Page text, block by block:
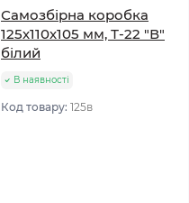
Самозбірна коробка
125х110х105 мм, Т-22 "В"
білий
В наявності
Код товару: 125в